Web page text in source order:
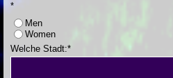
*
Men
Women
Welche Stadt:*